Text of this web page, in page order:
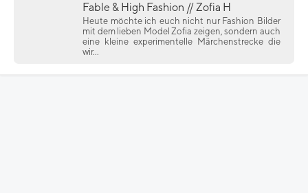
Fable & High Fashion // Zofia H
Heute möchte ich euch nicht nur Fashion Bilder
mit dem lieben Model Zofia zeigen, sondern auch
eine kleine experimentelle Märchenstrecke die
wir...